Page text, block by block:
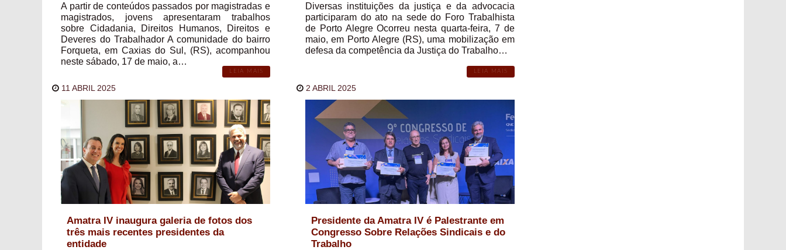
A partir de conteúdos passados por magistradas e
magistrados, jovens apresentaram trabalhos
sobre Cidadania, Direitos Humanos, Direitos e
Deveres do Trabalhador A comunidade do bairro
Forqueta, em Caxias do Sul, (RS), acompanhou
neste sábado, 17 de maio, a…
LEIA MAIS
Diversas instituições da justiça e da advocacia
participaram do ato na sede do Foro Trabalhista
de Porto Alegre Ocorreu nesta quarta-feira, 7 de
maio, em Porto Alegre (RS), uma mobilização em
defesa da competência da Justiça do Trabalho…
LEIA MAIS
11 ABRIL 2025
Amatra IV inaugura galeria de fotos dos
três mais recentes presidentes da
entidade
2 ABRIL 2025
Presidente da Amatra IV é Palestrante em
Congresso Sobre Relações Sindicais e do
Trabalho